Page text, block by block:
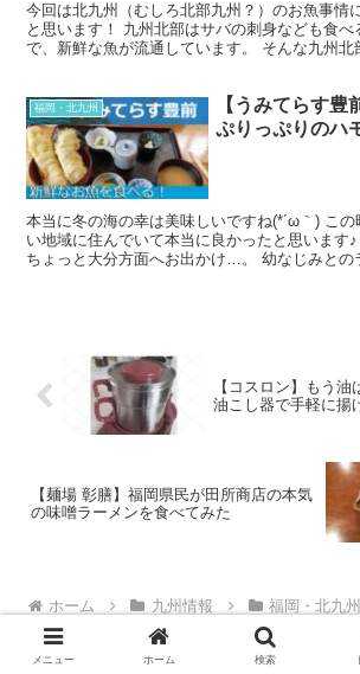
今回は北九州（むしろ北部九州？）のお魚事情
と思います！ 九州北部はサバの刺身なども食
で、新鮮な魚が流通しています。 そんな九州北
福岡・北九州
【うみてらす豊
ぷりっぷりのハ
本当に冬の海の幸は美味しいですね(*´ω｀) こ
い地域に住んでいて本当に良かったと思います
ちょっと大分方面へお出かけ…。 幼なじみとの
【コスロン】もう
油こし器で手軽に揚
【麺場 彰膳】福岡県民が田所商店の本気
の味噌ラーメンを食べてみた
ホーム 九州情報 福岡・北九州
メニュー ホーム 検索